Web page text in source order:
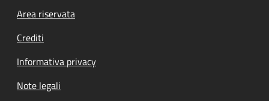
Footer menu
Area riservata
Crediti
Informativa privacy
Note legali